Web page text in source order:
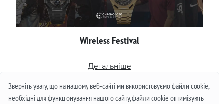
Зверніть увагу, що на нашому веб-сайті ми використовуємо файли cookie,
необхідні для функціонування нашого сайту, файли cookie оптимізують
Wireless Festival
Детальніше